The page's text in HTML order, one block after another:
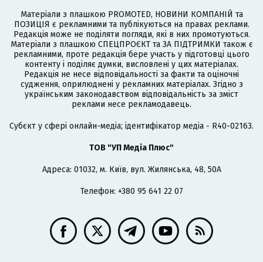
Матеріали з плашкою PROMOTED, НОВИНИ КОМПАНІЙ та
ПОЗИЦІЯ є рекламними та публікуються на правах реклами.
Редакція може не поділяти погляди, які в них промотуються.
Матеріали з плашкою СПЕЦПРОЄКТ та ЗА ПІДТРИМКИ також є
рекламними, проте редакція бере участь у підготовці цього
контенту і поділяє думки, висловлені у цих матеріалах.
Редакція не несе відповідальності за факти та оціночні
судження, оприлюднені у рекламних матеріалах. Згідно з
українським законодавством відповідальність за зміст
реклами несе рекламодавець.
Cубєкт у сфері онлайн-медіа; ідентифікатор медіа - R40-02163.
ТОВ "УП Медіа Плюс"
Адреса: 01032, м. Київ, вул. Жилянська, 48, 50А
Телефон: +380 95 641 22 07